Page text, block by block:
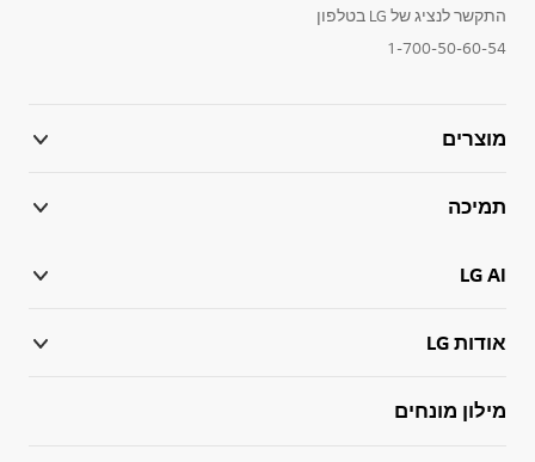
התקשר לנציג של LG בטלפון
1-700-50-60-54
מוצרים
תמיכה
LG AI
אודות LG
מילון מונחים